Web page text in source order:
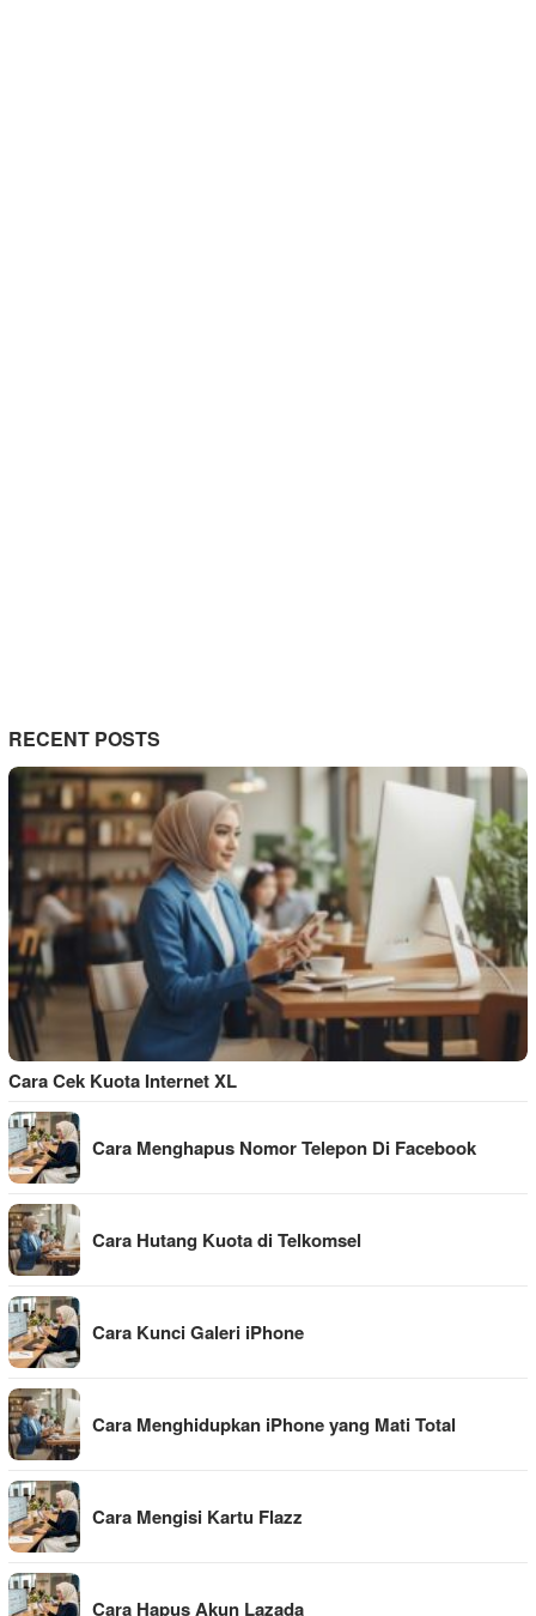
RECENT POSTS
Cara Cek Kuota Internet XL
Cara Menghapus Nomor Telepon Di Facebook
Cara Hutang Kuota di Telkomsel
Cara Kunci Galeri iPhone
Cara Menghidupkan iPhone yang Mati Total
Cara Mengisi Kartu Flazz
Cara Hapus Akun Lazada